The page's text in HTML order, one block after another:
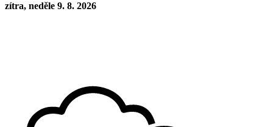
zítra, neděle 9. 8. 2026